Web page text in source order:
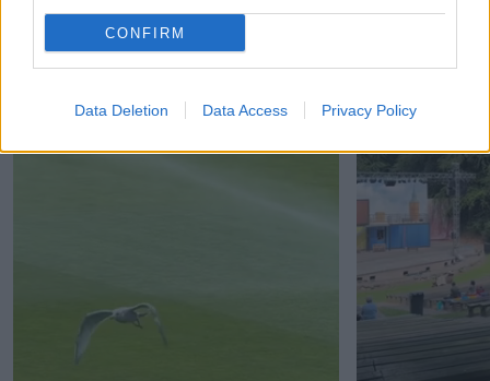
CONFIRM
Data Deletion Data Access Privacy Policy